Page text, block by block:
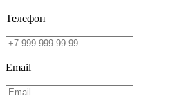
Телефон
Email